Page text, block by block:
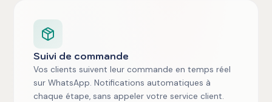
Suivi de commande
Vos clients suivent leur commande en temps réel
sur WhatsApp. Notifications automatiques à
chaque étape, sans appeler votre service client.